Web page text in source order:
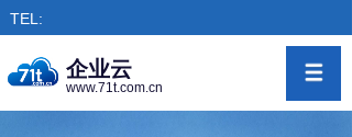
TEL:
企业云
www.71t.com.cn